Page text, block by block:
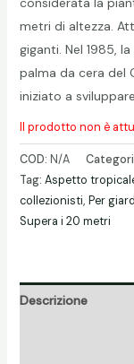
metri di altezza.
giganti. Nel 1985,
palma da cera del
iniziato a
Il prodotto non è
COD: N/A
Tag: Aspetto
collezionisti, Per
Supera i 20 metri
Descrizione